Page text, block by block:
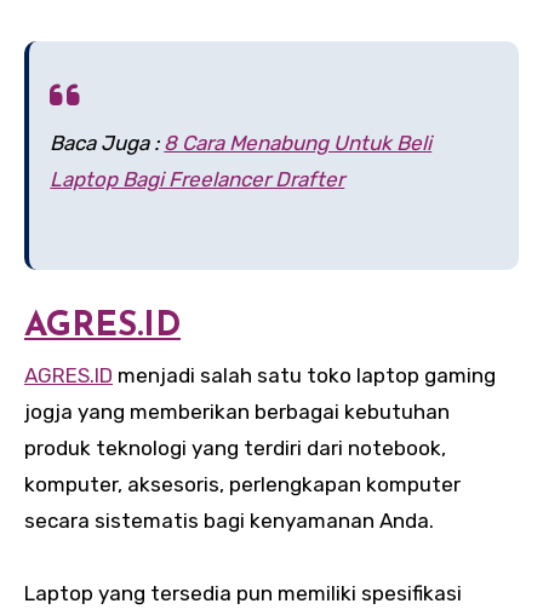
Baca Juga : 8 Cara Menabung Untuk Beli
Laptop Bagi Freelancer Drafter
AGRES.ID
AGRES.ID menjadi salah satu toko laptop gaming
jogja yang memberikan berbagai kebutuhan
produk teknologi yang terdiri dari notebook,
komputer, aksesoris, perlengkapan komputer
secara sistematis bagi kenyamanan Anda.
Laptop yang tersedia pun memiliki spesifikasi